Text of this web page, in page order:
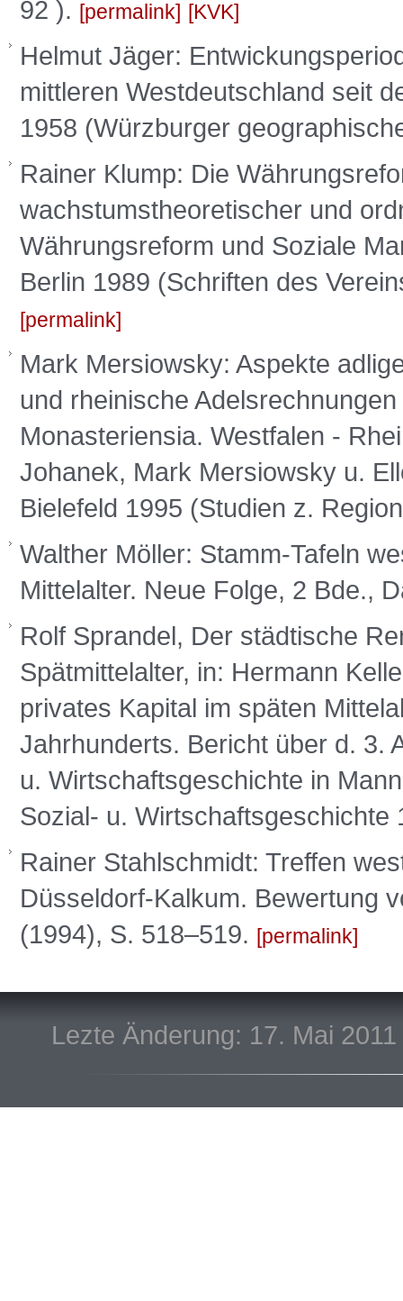
92 ). permalink KVK
Helmut Jäger:
mittleren Westdeutschland seit
1958 (Würzburger
Rainer Klump: Die
wachstumstheoretischer und
Währungsreform und Soziale
Berlin 1989 (Schriften des
permalink
Mark Mersiowsky: Aspekte
und rheinische
Monasteriensia. Westfalen -
Johanek, Mark Mersiowsky u.
Bielefeld 1995 (Studien z.
Walther Möller: Stamm-Tafeln
Mittelalter. Neue Folge, 2 Bde.,
Rolf Sprandel, Der städtische
Spätmittelalter, in: Hermann
privates Kapital im späten
Jahrhunderts. Bericht über d. 3.
u. Wirtschaftsgeschichte in
Sozial- u.
Rainer Stahlschmidt: Treffen
Düsseldorf-Kalkum. Bewertung
(1994), S. 518–519.
permalink
Lezte Änderung: 17. Mai